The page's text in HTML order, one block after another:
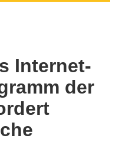
Internet-
der